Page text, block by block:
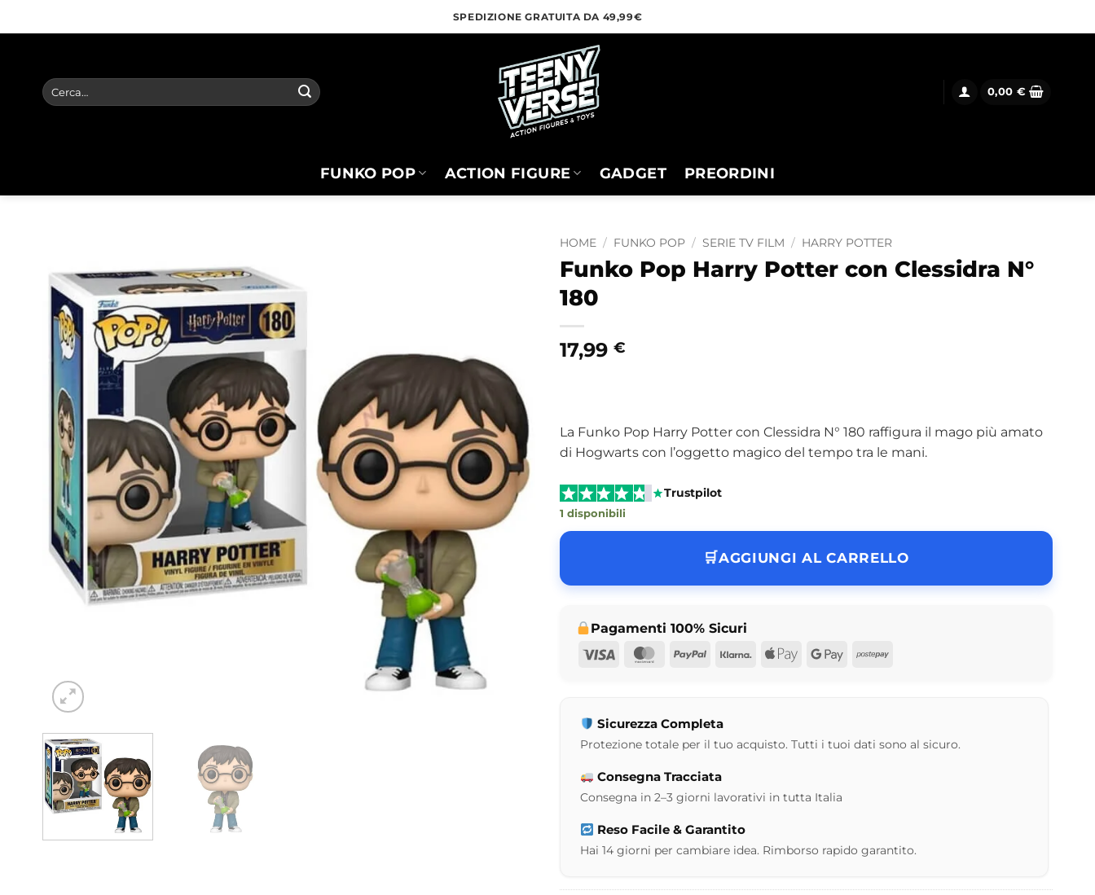
ai
SPEDIZIONE GRATUITA DA 49,99€
Cerca:
0,00 €
FUNKO POP ACTION FIGURE GADGET PREORDINI
HOME / FUNKO POP / SERIE TV FILM / HARRY POTTER
Funko Pop Harry Potter con Clessidra N°
180
17,99 €
La Funko Pop Harry Potter con Clessidra N° 180 raffigura il mago più amato
di Hogwarts con l’oggetto magico del tempo tra le mani.
Trustpilot
1 disponibili
AGGIUNGI AL CARRELLO
Pagamenti 100% Sicuri
Visa
MasterCard
PayPalKlarna Apple GooglePostepay
Sicurezza Completa
Protezione totale per il tuo acquisto. Tutti i tuoi dati sono al sicuro.
Consegna Tracciata
Consegna in 2–3 giorni lavorativi in tutta Italia
Reso Facile & Garantito
Hai 14 giorni per cambiare idea. Rimborso rapido garantito.